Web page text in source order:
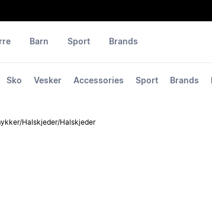
Sko Vesker Accessories Sport Brands
Barn Sport Brands
/Halskjeder/Halskjeder